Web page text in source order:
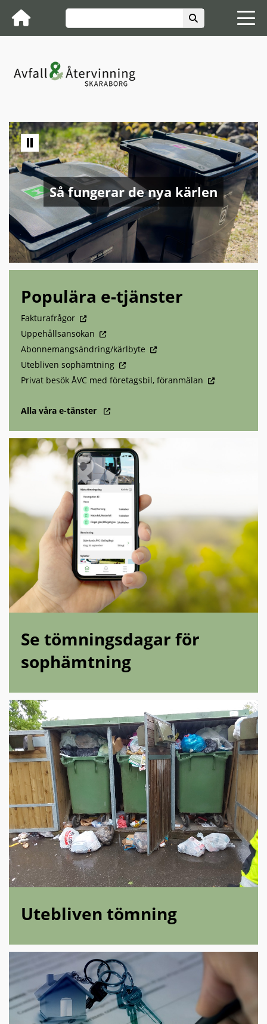
Ny app för sophämtning
Populära e-tjänster
Fakturafrågor
Uppehållsansökan
Abonnemangsändring/kärlbyte
Utebliven sophämtning
Privat besök ÅVC med företagsbil, föranmälan
Alla våra e-tänster
Se tömningsdagar för
sophämtning
Utebliven tömning